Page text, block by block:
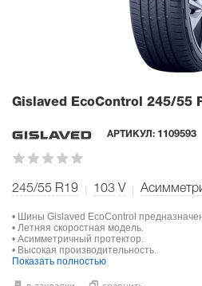
Gislaved EcoControl 245/55
АРТИКУЛ: 1109593
245/55 R19 103 V
• Шины Gislaved EcoControl
• Летняя скоростная модель.
• Асимметричный протектор.
• Высокая производительность.
Показать полностью